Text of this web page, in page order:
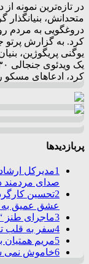
در تازه‌ترین نمونه
متحدانش،
دروغگویی به مردم
کرد. به گزارش پرتو
یوگنی پریگوژین،
کرد، ادعاهای
پربازدیدها
1مدیرکل
صدای مردمند
2تحسین
عشق عمیق به
3ماجرای طنز
4سفر به قلب تعزیه
5مریم همتیان
6خاموش نمی